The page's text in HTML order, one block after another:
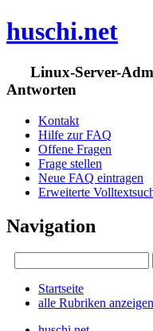
huschi.net
Linux-Server-
Antworten
Kontakt
Hilfe zur FAQ
Offene Fragen
Frage stellen
Neue FAQ eintragen
Erweiterte
Navigation
Startseite
alle Rubriken anzeigen